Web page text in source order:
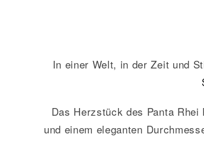
In einer Welt, in der Zeit und
Das Herzstück des Panta
und einem eleganten